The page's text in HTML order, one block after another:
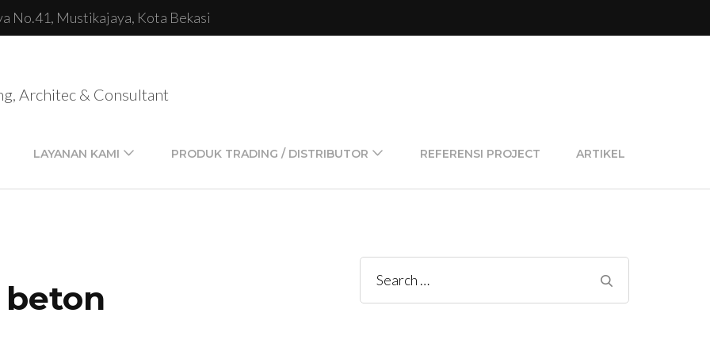
No.41, Mustikajaya, Kota Bekasi
Architec & Consultant
LAYANAN KAMI PRODUK TRADING / DISTRIBUTOR REFERENSI PROJECT ARTIKEL
Search
for: